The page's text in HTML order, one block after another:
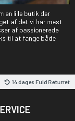
en lille butik der
af det vi har mest
af passionerede
til at fange både
14 dages Fuld Returret